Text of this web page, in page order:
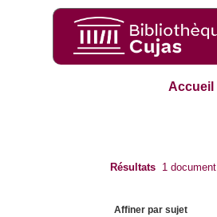
Accueil
Résultats 1 document
Affiner par sujet